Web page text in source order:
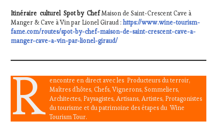
Itinéraire culturel Spot by ChefMaison de Saint-Crescent Cave à
Manger & Cave à Vin par Lionel Giraud :https://www.wine-tourism-
fame.com/routes/spot-by-chef-maison-de-saint-crescent-cave-a-
manger-cave-a-vin-par-lionel-giraud/
R
encontre en direct avec les Producteurs du terroir,
Maîtres d’hôtes, Chefs, Vignerons, Sommeliers,
Architectes, Paysagistes, Artisans, Artistes, Protagonistes
du tourisme et du patrimoine des étapes du Wine
Tourism Tour.